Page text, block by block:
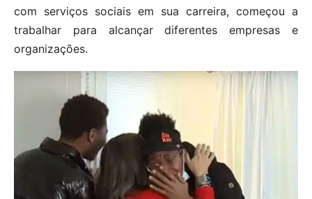
com serviços sociais em sua carreira, começou a
trabalhar para alcançar diferentes empresas e
organizações.